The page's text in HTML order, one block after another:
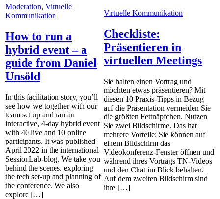
Moderation, Virtuelle
Kommunikation
How to run a
hybrid event – a
guide from Daniel
Unsöld
In this facilitation story, you’ll
see how we together with our
team set up and ran an
interactive, 4-day hybrid event
with 40 live and 10 online
participants. It was published
April 2022 in the international
SessionLab-blog. We take you
behind the scenes, exploring
the tech set-up and planning of
the conference. We also
explore […]
Virtuelle Kommunikation
Checkliste:
Präsentieren in
virtuellen Meetings
Sie halten einen Vortrag und
möchten etwas präsentieren? Mit
diesen 10 Praxis-Tipps in Bezug
auf die Präsentation vermeiden Sie
die größten Fettnäpfchen. Nutzen
Sie zwei Bildschirme. Das hat
mehrere Vorteile: Sie können auf
einem Bildschirm das
Videokonferenz-Fenster öffnen und
während ihres Vortrags TN-Videos
und den Chat im Blick behalten.
Auf dem zweiten Bildschirm sind
ihre […]